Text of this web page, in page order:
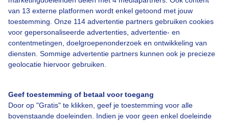
van 13 externe platformen wordt enkel getoond met jouw
toestemming. Onze 114 advertentie partners gebruiken cookies
voor gepersonaliseerde advertenties, advertentie- en
contentmetingen, doelgroepenonderzoek en ontwikkeling van
diensten. Sommige advertentie partners kunnen ook je precieze
geolocatie hiervoor gebruiken.
Geef toestemming of betaal voor toegang
Door op "Gratis" te klikken, geef je toestemming voor alle
bovenstaande doeleinden. Indien je voor geen enkel doeleinde
Over Buienradar
Bedrijfsgegevens
Veelgestelde vragen
Toegankelijkheid
Gebruikersvoorwaarden